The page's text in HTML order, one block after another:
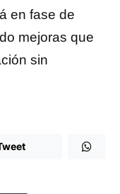
en fase de
mejoras que
sin